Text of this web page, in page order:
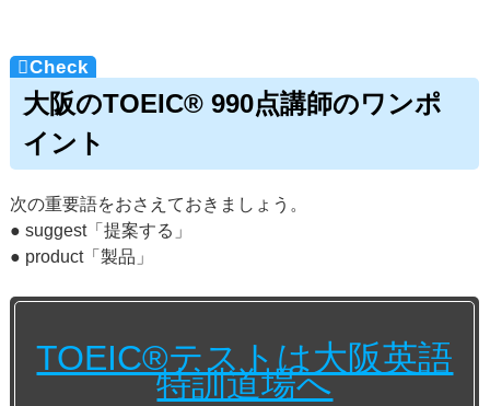
大阪のTOEIC® 990点講師のワンポ
イント
次の重要語をおさえておきましょう。
● suggest「提案する」
● product「製品」
TOEIC®テストは大阪英語
特訓道場へ